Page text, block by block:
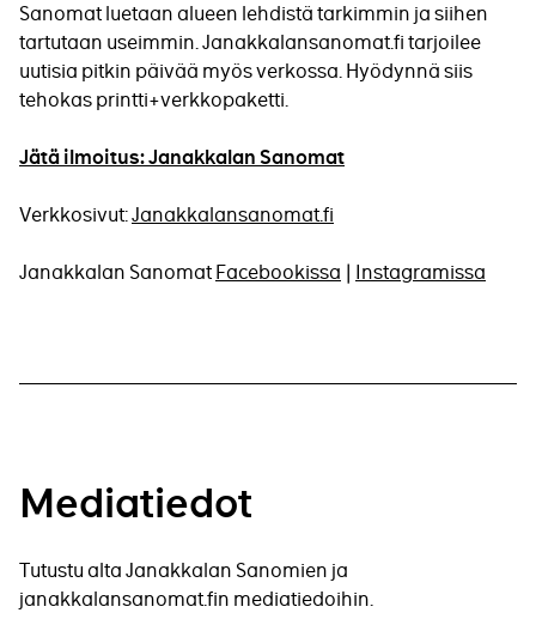
Sanomat luetaan alueen lehdistä tarkimmin ja siihen
tartutaan useimmin. Janakkalansanomat.fi tarjoilee
uutisia pitkin päivää myös verkossa. Hyödynnä siis
tehokas printti+verkkopaketti.
Jätä ilmoitus: Janakkalan Sanomat
Verkkosivut:Janakkalansanomat.fi
Janakkalan SanomatFacebookissa | Instagramissa
Mediatiedot
Tutustu alta Janakkalan Sanomien ja
janakkalansanomat.fin mediatiedoihin.